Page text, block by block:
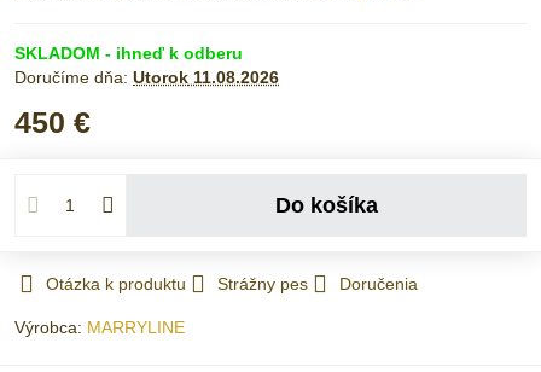
SKLADOM - ihneď k odberu
Doručíme dňa: Utorok 11.08.2026
450 €
Do košíka
Otázka k produktu Strážny pes Doručenia
Výrobca: MARRYLINE